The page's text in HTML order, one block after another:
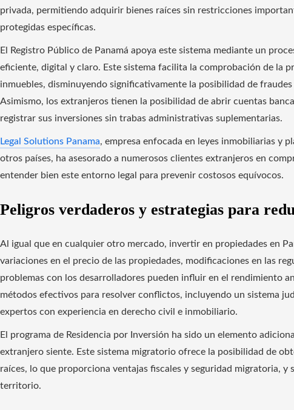
privada, permitiendo adquirir bienes raíces sin restricciones
protegidas específicas.
El Registro Público de Panamá apoya este sistema mediante un
eficiente, digital y claro. Este sistema facilita la comprobación de la
inmuebles, disminuyendo significativamente la posibilidad de
Asimismo, los extranjeros tienen la posibilidad de abrir cuentas
registrar sus inversiones sin trabas administrativas suplementarias.
Legal Solutions Panama, empresa enfocada en leyes inmobiliarias y
otros países, ha asesorado a numerosos clientes extranjeros en
entender bien este entorno legal para prevenir costosos equívocos.
Peligros verdaderos y estrategias para
Al igual que en cualquier otro mercado, invertir en propiedades en
variaciones en el precio de las propiedades, modificaciones en las
problemas con los desarrolladores pueden influir en el rendimiento
métodos efectivos para resolver conflictos, incluyendo un sistema
expertos con experiencia en derecho civil e inmobiliario.
El programa de Residencia por Inversión ha sido un elemento
extranjero siente. Este sistema migratorio ofrece la posibilidad de
raíces, lo que proporciona ventajas fiscales y seguridad migratoria, y
territorio.